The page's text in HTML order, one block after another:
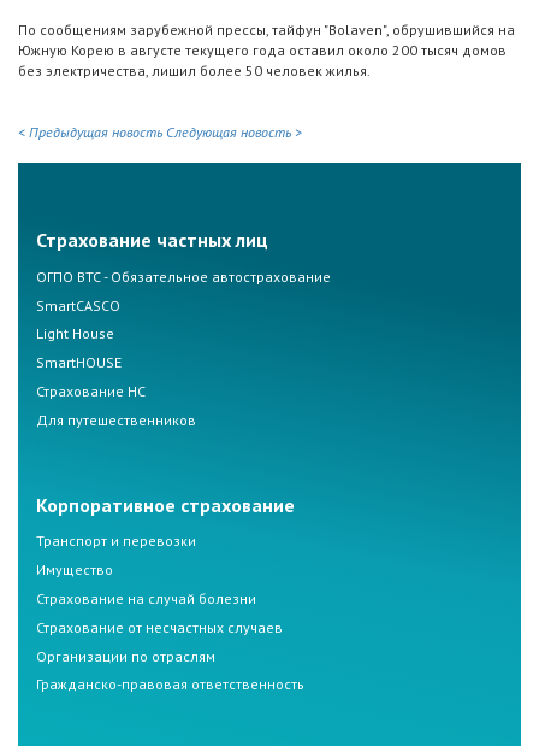
По сообщениям зарубежной прессы, тайфун "Bolaven", обрушившийся на
Южную Корею в августе текущего года оставил около 200 тысяч домов
без электричества, лишил более 50 человек жилья.
< Предыдущая новость Следующая новость >
Страхование частных лиц
ОГПО ВТС - Обязательное автострахование
SmartCASCO
Light House
SmartHOUSE
Страхование НС
Для путешественников
Корпоративное страхование
Транспорт и перевозки
Имущество
Страхование на случай болезни
Страхование от несчастных случаев
Организации по отраслям
Гражданско-правовая ответственность